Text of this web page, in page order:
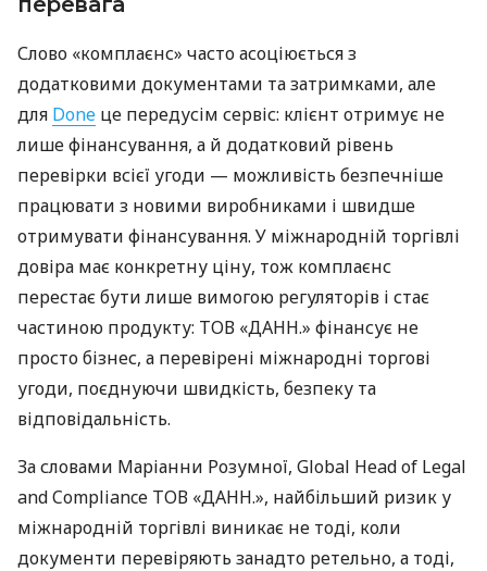
Слово «комплаєнс» часто асоціюється з
додатковими документами та затримками, але
для Done це передусім сервіс: клієнт отримує не
лише фінансування, а й додатковий рівень
перевірки всієї угоди — можливість безпечніше
працювати з новими виробниками і швидше
отримувати фінансування. У міжнародній торгівлі
довіра має конкретну ціну, тож комплаєнс
перестає бути лише вимогою регуляторів і стає
частиною продукту: ТОВ «ДАНН.» фінансує не
просто бізнес, а перевірені міжнародні торгові
угоди, поєднуючи швидкість, безпеку та
відповідальність.
За словами Маріанни Розумної, Global Head of Legal
and Compliance ТОВ «ДАНН.», найбільший ризик у
міжнародній торгівлі виникає не тоді, коли
документи перевіряють занадто ретельно, а тоді,